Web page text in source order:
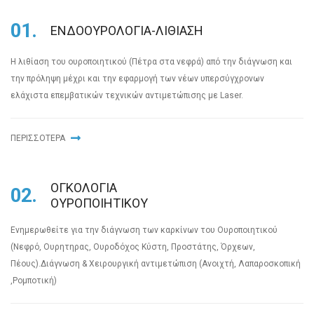
01. ΕΝΔΟΟΥΡΟΛΟΓΙΑ-ΛΙΘΙΑΣΗ
Η λιθίαση του ουροποιητικού (Πέτρα στα νεφρά) από την διάγνωση και
την πρόληψη μέχρι και την εφαρμογή των νέων υπερσύγχρονων
ελάχιστα επεμβατικών τεχνικών αντιμετώπισης με Laser.
ΠΕΡΙΣΣΟΤΕΡΑ
02.
ΟΓΚΟΛΟΓΙΑ
ΟΥΡΟΠΟΙΗΤΙΚΟΥ
Ενημερωθείτε για την διάγνωση των καρκίνων του Ουροποιητικού
(Νεφρό, Ουρητηρας, Ουροδόχος Κύστη, Προστάτης, Όρχεων,
Πέους).Διάγνωση & Χειρουργική αντιμετώπιση (Ανοιχτή, Λαπαροσκοπική
,Ρομποτική)